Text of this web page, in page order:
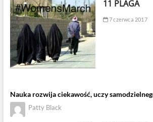
11 PLAGA
7 czerwca 2017
Nauka rozwija ciekawość, uczy
Patty Black